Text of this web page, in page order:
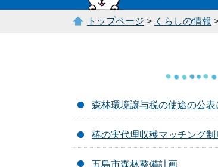
トップページ > くらしの情報
森林環境譲与税の使途の公表
椿の実代理収穫マッチング制
五島市森林整備計画